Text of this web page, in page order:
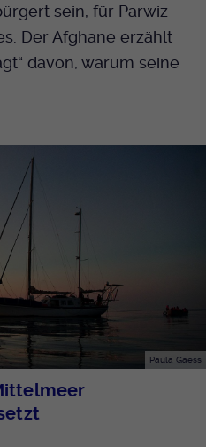
sein, für Parwiz
Der Afghane erzählt
davon, warum seine
Paula Gaess